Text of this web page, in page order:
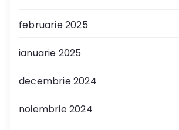
februarie 2025
ianuarie 2025
decembrie 2024
noiembrie 2024